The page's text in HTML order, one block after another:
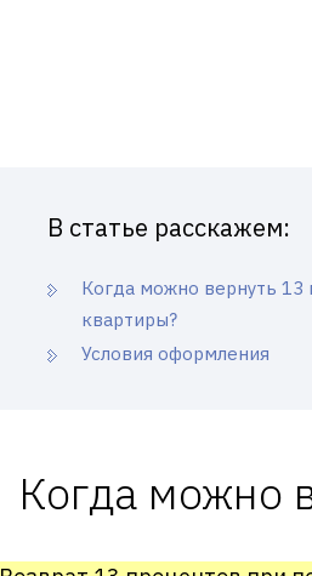
В статье расскажем:
Когда можно вернуть 13
квартиры?
Условия оформления
Когда можно